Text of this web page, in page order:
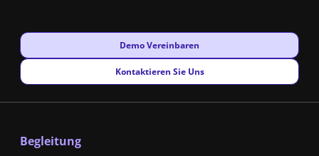
New window
Demo Vereinbaren
New window
Kontaktieren Sie Uns
Begleitung